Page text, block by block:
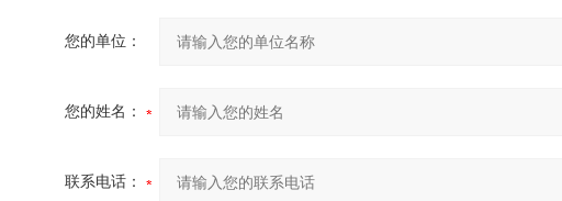
您的单位：
您的姓名：
联系电话：